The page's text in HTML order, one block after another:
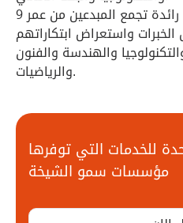
ويُعد الملتقى منصة عالمية رائدة تجمع المبدعين من عمر 9
الخبرات واستعراض ابتكاراتهم
والهندسة والفنون
والرياضيات.
للخدمات التي توفرها
مؤسسات سمو الشيخة